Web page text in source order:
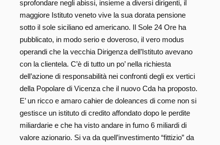
sprofondare negli abissi, insieme a diversi dirigenti, il
maggiore Istituto veneto vive la sua dorata pensione
sotto il sole siciliano ed americano. Il Sole 24 Ore ha
pubblicato, in modo serio e doveroso, il vero modus
operandi che la vecchia Dirigenza dell’Istituto avevano
con la clientela. C’è di tutto un po’ nella richiesta
dell’azione di responsabilità nei confronti degli ex vertici
della Popolare di Vicenza che il nuovo Cda ha proposto.
E’ un ricco e amaro cahier de doleances di come non si
gestisce un istituto di credito affondato dopo le perdite
miliardarie e che ha visto andare in fumo 6 miliardi di
valore azionario. Si va da quell’investimento “fittizio” da